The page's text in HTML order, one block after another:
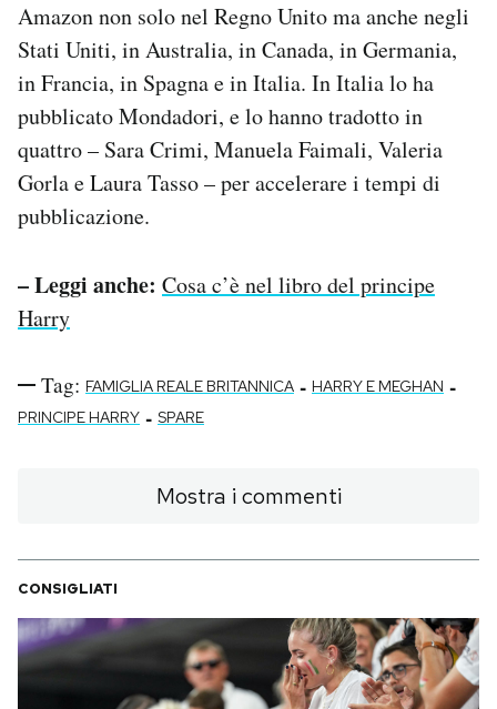
Amazon non solo nel Regno Unito ma anche negli
Stati Uniti, in Australia, in Canada, in Germania,
in Francia, in Spagna e in Italia. In Italia lo ha
pubblicato Mondadori, e lo hanno tradotto in
quattro – Sara Crimi, Manuela Faimali, Valeria
Gorla e Laura Tasso – per accelerare i tempi di
pubblicazione.
– Leggi anche: Cosa c’è nel libro del principe
Harry
Tag: FAMIGLIA REALE BRITANNICA - HARRY E MEGHAN -
PRINCIPE HARRY - SPARE
Mostra i commenti
CONSIGLIATI